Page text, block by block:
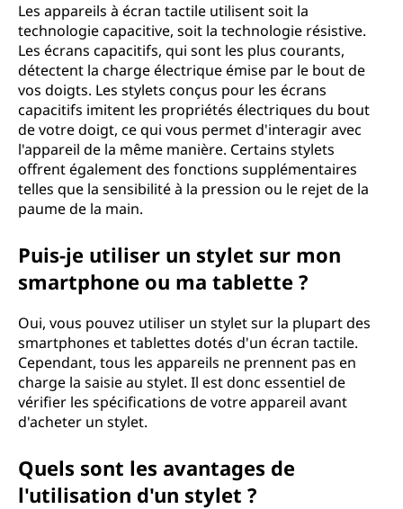
Les appareils à écran tactile utilisent soit la
technologie capacitive, soit la technologie résistive.
Les écrans capacitifs, qui sont les plus courants,
détectent la charge électrique émise par le bout de
vos doigts. Les stylets conçus pour les écrans
capacitifs imitent les propriétés électriques du bout
de votre doigt, ce qui vous permet d'interagir avec
l'appareil de la même manière. Certains stylets
offrent également des fonctions supplémentaires
telles que la sensibilité à la pression ou le rejet de la
paume de la main.
Puis-je utiliser un stylet sur mon
smartphone ou ma tablette ?
Oui, vous pouvez utiliser un stylet sur la plupart des
smartphones et tablettes dotés d'un écran tactile.
Cependant, tous les appareils ne prennent pas en
charge la saisie au stylet. Il est donc essentiel de
vérifier les spécifications de votre appareil avant
d'acheter un stylet.
Quels sont les avantages de
l'utilisation d'un stylet ?